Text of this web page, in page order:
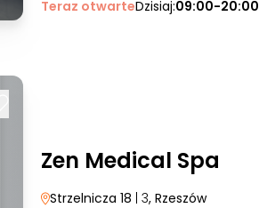
Teraz otwarteDzisiaj:09:00-20:00
Zen Medical Spa
Strzelnicza 18 | 3, Rzeszów